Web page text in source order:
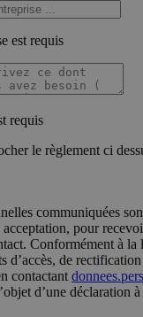
est requis
requis
le règlement ci
communiquées
acceptation, pour
Conformément à la
d’accès, de
contactant
d’une déclaration